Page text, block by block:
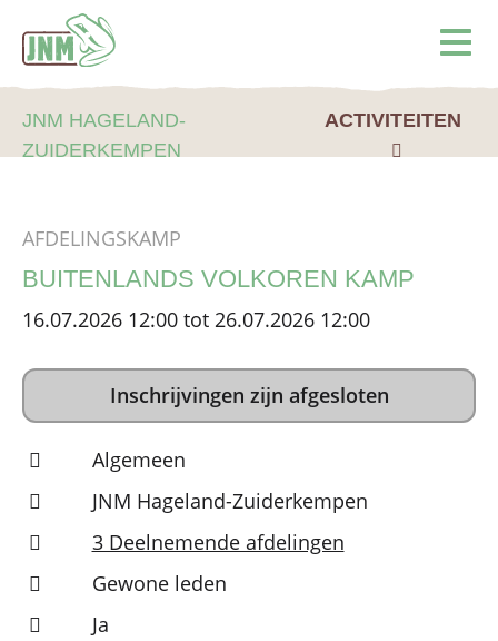
JNM HAGELAND-
ZUIDERKEMPEN
ACTIVITEITEN
AFDELINGSKAMP
BUITENLANDS VOLKOREN KAMP
16.07.2026 12:00 tot 26.07.2026 12:00
Inschrijvingen zijn afgesloten
Algemeen
JNM Hageland-Zuiderkempen
3 Deelnemende afdelingen
Gewone leden
Ja